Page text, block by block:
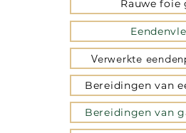
Rauwe foie
Verwerkte
Bereidingen van
Bereidingen van